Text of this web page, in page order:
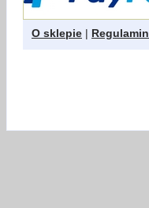
O sklepie | Regulamin